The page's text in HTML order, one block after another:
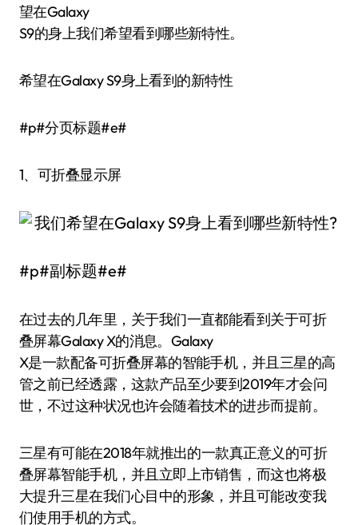
望在Galaxy
S9的身上我们希望看到哪些新特性。
希望在Galaxy S9身上看到的新特性
#p#分页标题#e#
1、可折叠显示屏
#p#副标题#e#
在过去的几年里，关于我们一直都能看到关于可折
叠屏幕Galaxy X的消息。Galaxy
X是一款配备可折叠屏幕的智能手机，并且三星的高
管之前已经透露，这款产品至少要到2019年才会问
世，不过这种状况也许会随着技术的进步而提前。
三星有可能在2018年就推出的一款真正意义的可折
叠屏幕智能手机，并且立即上市销售，而这也将极
大提升三星在我们心目中的形象，并且可能改变我
们使用手机的方式。